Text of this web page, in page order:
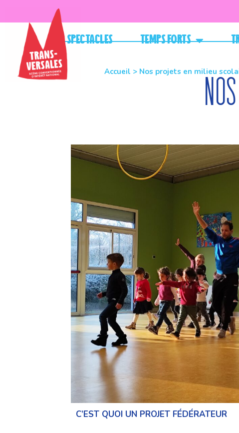
Spectacles Temps forts
Accueil > Nos projets en milieu
C’EST QUOI UN PROJET FÉDÉRATEUR